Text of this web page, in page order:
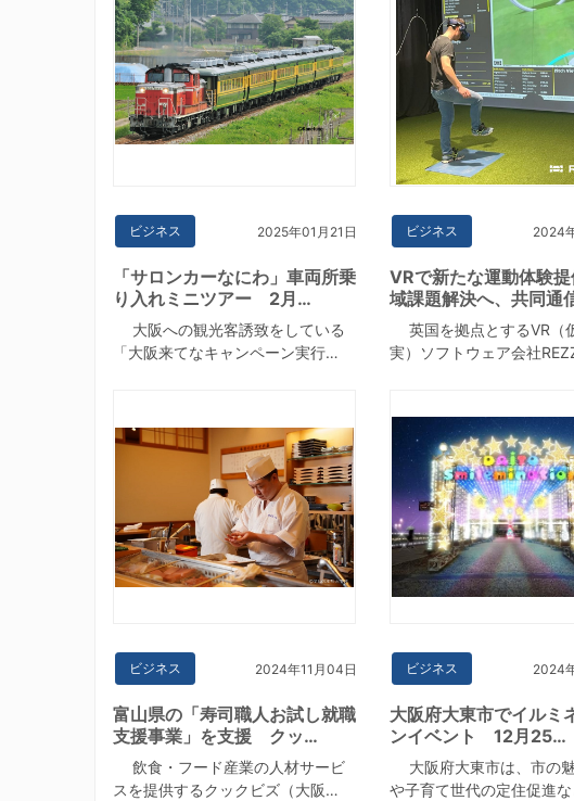
ビジネス 2025年01月21日
「サロンカーなにわ」車両所乗
り入れミニツアー 2月…
大阪への観光客誘致をしている
「大阪来てなキャンペーン実行…
ビジネス 2024
VRで新たな運動体験
域課題解決へ、共同通
英国を拠点とするVR（
実）ソフトウェア会社
ビジネス 2024年11月04日
富山県の「寿司職人お試し就職
支援事業」を支援 クッ…
飲食・フード産業の人材サービ
スを提供するクックビズ（大阪…
ビジネス 2024
大阪府大東市でイルミ
ンイベント 12月25…
大阪府大東市は、市の
や子育て世代の定住促進